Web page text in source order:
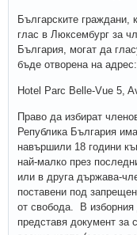
Българските граждани,
глас в Люксембург за
България, могат да
бъде отворена на адрес:
Hotel Parc Belle-Vue 5,
Право да избират
Република България
навършили 18 години
най-малко през
или в друга държава-
поставени под
от свобода. В изборния
представя документ за